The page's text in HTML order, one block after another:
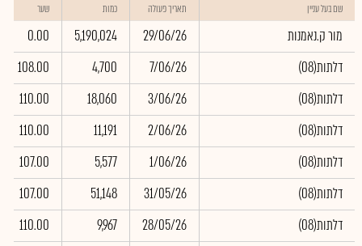
שם בעל עניין תאריך פעולה כמות שער
מור ק.נאמנות 29/06/26
5,190,024
0.00
(דלתות(08
7/06/26
4,700
108.00
(דלתות(08
3/06/26
18,060
110.00
(דלתות(08
2/06/26
11,191
110.00
(דלתות(08
1/06/26
5,577
107.00
(דלתות(08
31/05/26
51,148
107.00
(דלתות(08
28/05/26
9,967
110.00